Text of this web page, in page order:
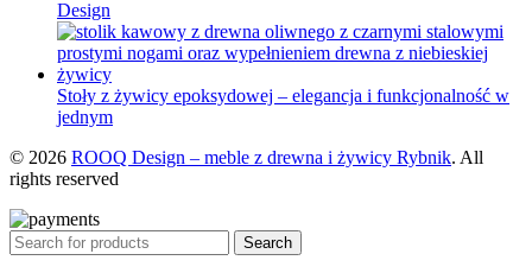
Design
Stoły z żywicy epoksydowej – elegancja i funkcjonalność w
jednym
© 2026 ROOQ Design – meble z drewna i żywicy Rybnik. All
rights reserved
Search